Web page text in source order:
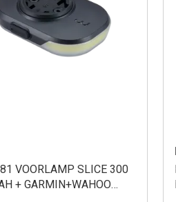
VOORLAMP SLICE 300
+ GARMIN+WAHOO